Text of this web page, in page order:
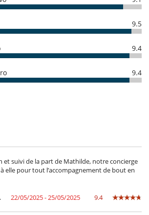
9.5
9.4
9.4
et suivi de la part de Mathilde, notre concierge
elle pour tout l’accompagnement de bout en
22/05/2025 - 25/05/2025 9.4